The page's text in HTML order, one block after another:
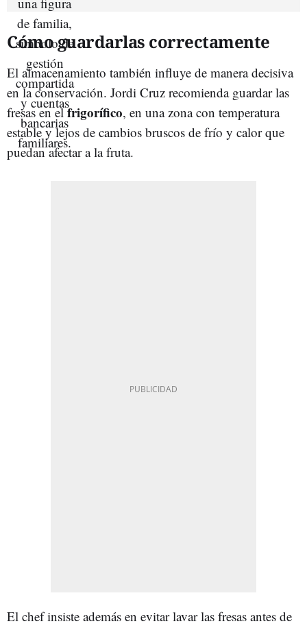
Cómo guardarlas correctamente
El almacenamiento también influye de manera decisiva
en la conservación. Jordi Cruz recomienda guardar las
fresas en elfrigorífico, en una zona con temperatura
estable y lejos de cambios bruscos de frío y calor que
puedan afectar a la fruta.
El chef insiste además en evitar lavar las fresas antes de